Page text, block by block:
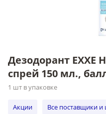
Дезодорант
спрей 150 мл.,
1 шт в упаковке
Акции Все поставщики и